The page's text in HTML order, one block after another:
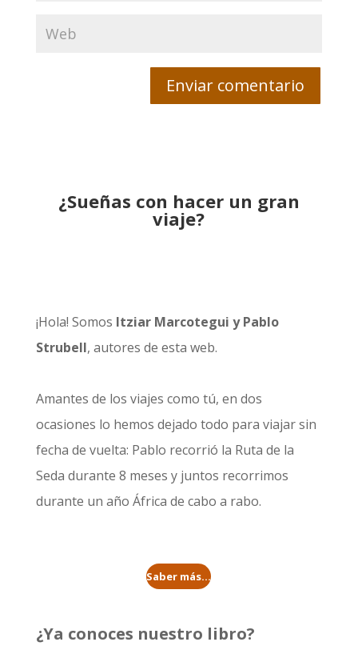
¿Sueñas con hacer un gran
viaje?
¡Hola! Somos Itziar Marcotegui y Pablo
Strubell, autores de esta web.
Amantes de los viajes como tú, en dos
ocasiones lo hemos dejado todo para viajar sin
fecha de vuelta: Pablo recorrió la Ruta de la
Seda durante 8 meses y juntos recorrimos
durante un año África de cabo a rabo.
Saber más...
¿Ya conoces nuestro libro?